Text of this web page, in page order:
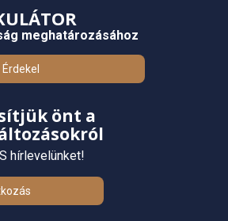
meghatározásához
Érdekel
önt a
hírlevelünket!